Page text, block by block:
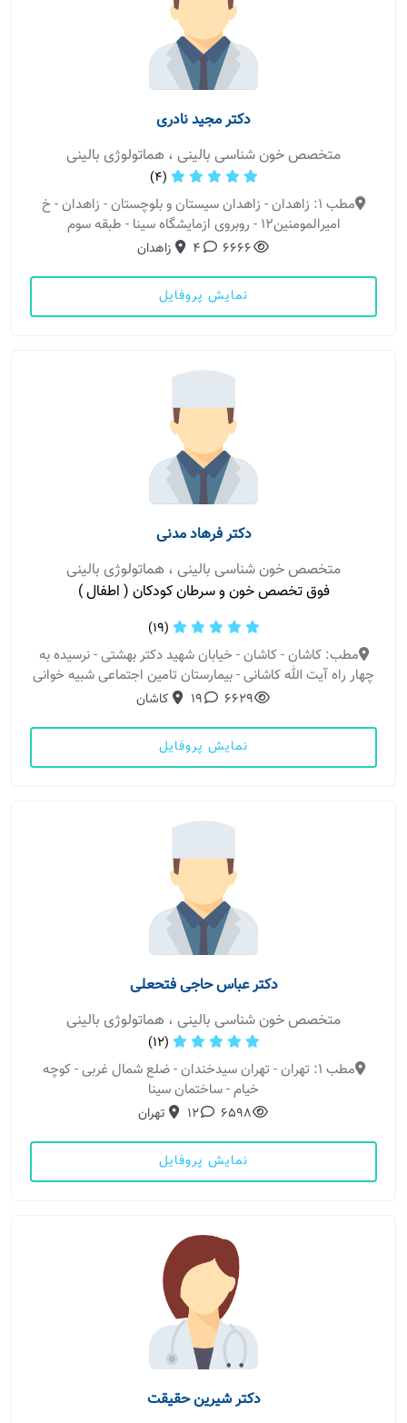
دکتر مجید نادری
متخصص خون شناسی بالینی ، هماتولوژی بالینی
(4)
مطب 1: زاهدان - زاهدان سیستان و بلوچستان - زاهدان - خ
امیرالمومنین۱۲ - روبروی ازمایشگاه سینا - طبقه سوم
6666
4 زاهدان
نمایش پروفایل
دکتر فرهاد مدنی
متخصص خون شناسی بالینی ، هماتولوژی بالینی
فوق تخصص خون و سرطان کودکان ( اطفال )
(19)
مطب: کاشان - کاشان - خیابان شهید دکتر بهشتی - نرسیده به
چهار راه آیت الله کاشانی - بیمارستان تامین اجتماعی شبیه خوانی
6629
19 کاشان
نمایش پروفایل
دکتر عباس حاجی فتحعلی
متخصص خون شناسی بالینی ، هماتولوژی بالینی
(12)
مطب 1: تهران - تهران سیدخندان - ضلع شمال غربی - کوچه
خیام - ساختمان سینا
6598
12 تهران
نمایش پروفایل
دکتر شیرین حقیقت